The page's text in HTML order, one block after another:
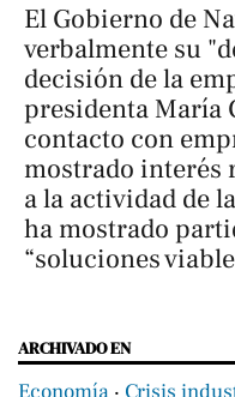
El Gobierno de
verbalmente su
decisión de la
presidenta María
contacto con
mostrado interés
a la actividad de
ha mostrado
“soluciones
ARCHIVADO EN
Economía ‧ Crisis